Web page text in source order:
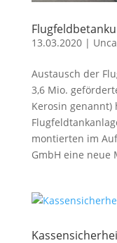
13.03.2020|
Austausch der
3,6 Mio.
Kerosin
montierten im
GmbH eine neue